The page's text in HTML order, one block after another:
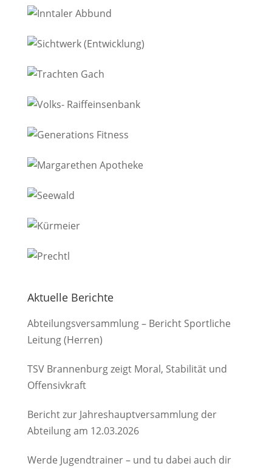
Aktuelle Berichte
Abteilungsversammlung – Bericht Sportliche
Leitung (Herren)
TSV Brannenburg zeigt Moral, Stabilität und
Offensivkraft
Bericht zur Jahreshauptversammlung der
Abteilung am 12.03.2026
Werde Jugendtrainer – und tu dabei auch dir